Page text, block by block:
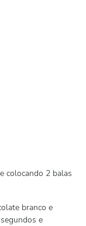
colocando 2 balas
branco e
e